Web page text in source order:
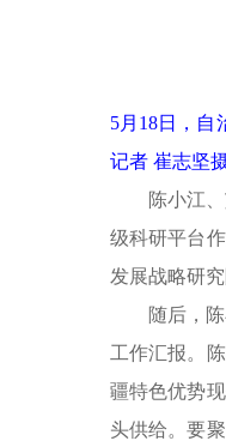
5月18日，自
记者 崔志坚
陈小江、
级科研平台
发展战略研
随后，陈
工作汇报。
疆特色优势
头供给。要